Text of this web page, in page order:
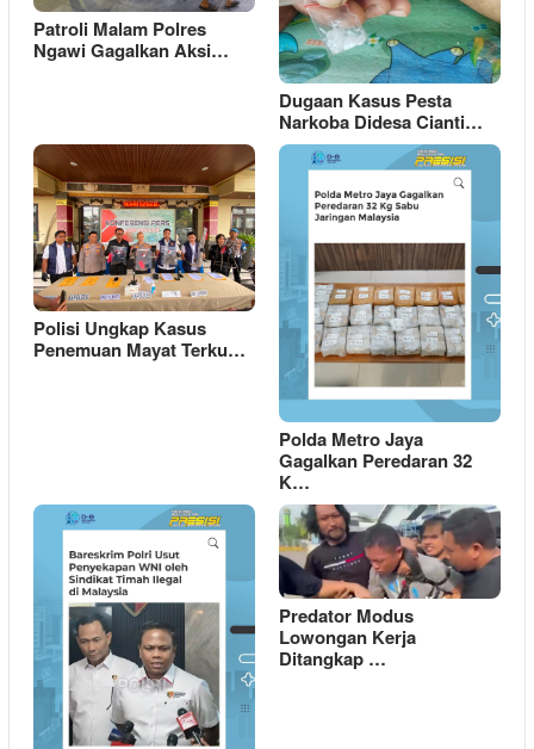
Patroli Malam Polres
Ngawi Gagalkan Aksi…
Dugaan Kasus Pesta
Narkoba Didesa Cianti…
Polisi Ungkap Kasus
Penemuan Mayat Terku…
Polda Metro Jaya
Gagalkan Peredaran 32
K…
Predator Modus
Lowongan Kerja
Ditangkap …